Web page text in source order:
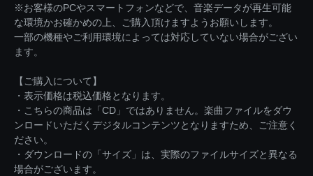
※お客様のPCやスマートフォンなどで、音楽データが再生可能
な環境かお確かめの上、ご購入頂けますようお願いします。
一部の機種やご利用環境によっては対応していない場合がござい
ます。
【ご購入について】
・表示価格は税込価格となります。
・こちらの商品は「CD」ではありません。楽曲ファイルをダウ
ンロードいただくデジタルコンテンツとなりますため、ご注意く
ださい。
・ダウンロードの「サイズ」は、実際のファイルサイズと異なる
場合がございます。